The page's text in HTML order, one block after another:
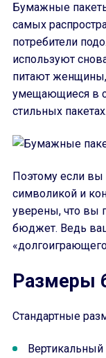
Бумажные
самых
потребители
используют
питают
умещающиеся в
стильных пакетах.
Поэтому если вы
символикой и
уверены, что вы
бюджет. Ведь
Размеры
Стандартные